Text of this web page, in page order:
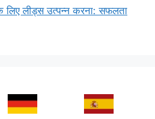
लिए लीड्स उत्पन्न करना: सफलता